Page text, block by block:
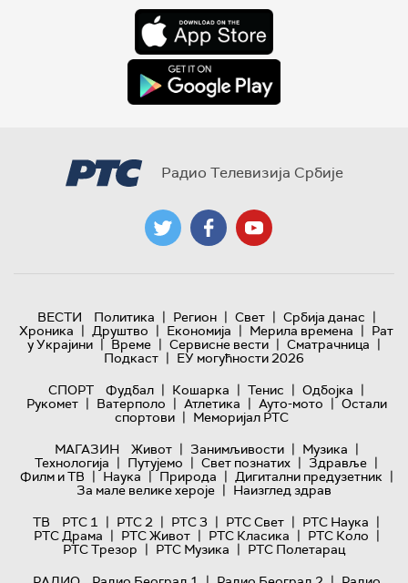
Радио Телевизија Србије
ВЕСТИ Политика | Регион | Свет | Србија данас |
Хроника | Друштво | Економија | Мерила времена | Рат
у Украјини | Време | Сервисне вести | Сматрачница |
Подкаст | ЕУ могућности 2026
СПОРТ
Фудбал | Кошарка | Тенис | Одбојка |
Рукомет | Ватерполо | Атлетика | Ауто-мото | Остали
спортови | Меморијал РТС
МАГАЗИН
Живот | Занимљивости | Музика |
Технологијa | Путујемо | Свет познатих | Здравље |
Филм и ТВ | Наука | Природа | Дигитални предузетник |
За мале велике хероје | Наизглед здрав
ТВ
РТС 1 | РТС 2 | РТС 3 | РТС Свет | РТС Наука |
РТС Драма | РТС Живот | РТС Класика | РТС Коло |
РТС Трезор | РТС Музика | РТС Полетарац